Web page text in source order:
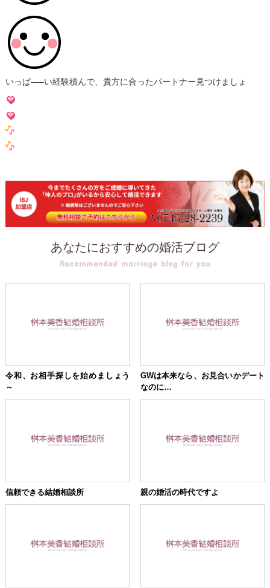
いっぱ—–い経験積んで、貴方に合ったパートナー見つけましょ
あなたにおすすめの婚活ブログ
Recommended marriage blog for you
令和、お相手探しを始めましょう
～
GWは本来なら、お見合いかデート
なのに…
信頼できる結婚相談所 親の婚活の時代ですよ